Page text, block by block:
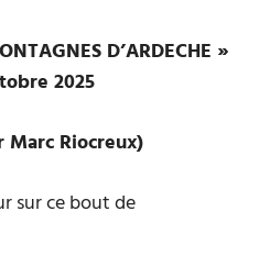
D’ARDECHE »
2025
Marc Riocreux)
sur ce bout de